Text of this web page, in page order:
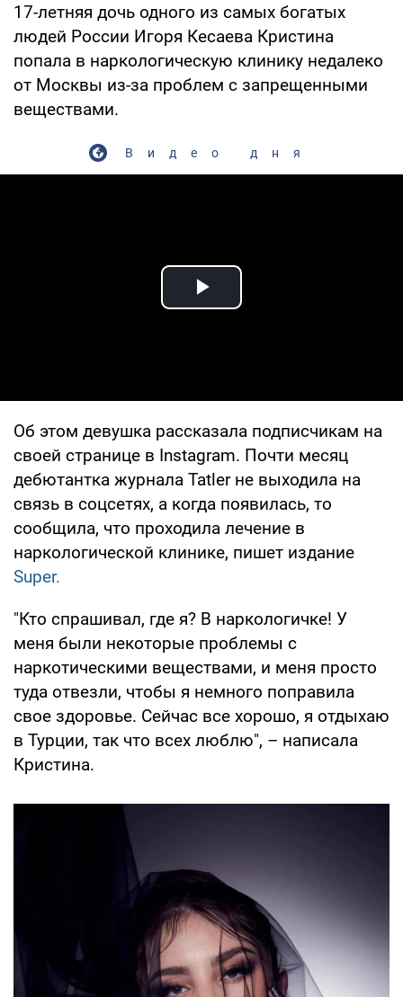
17-летняя дочь одного из самых богатых
людей России Игоря Кесаева Кристина
попала в наркологическую клинику недалеко
от Москвы из-за проблем с запрещенными
веществами.
Видео дня
Play Video
Об этом девушка рассказала подписчикам на
своей странице в Instagram. Почти месяц
дебютантка журнала Tatler не выходила на
связь в соцсетях, а когда появилась, то
сообщила, что проходила лечение в
наркологической клинике, пишет издание
Super.
"Кто спрашивал, где я? В наркологичке! У
меня были некоторые проблемы с
наркотическими веществами, и меня просто
туда отвезли, чтобы я немного поправила
свое здоровье. Сейчас все хорошо, я отдыхаю
в Турции, так что всех люблю", – написала
Кристина.